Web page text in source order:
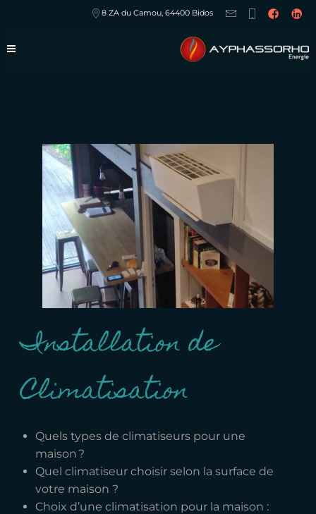
8 ZA du Camou, 64400 Bidos
Installation de
Climatisation
Quels types de climatiseurs pour une
maison ?
Quel climatiseur choisir selon la surface de
votre maison ?
Choix d’une climatisation pour la maison :